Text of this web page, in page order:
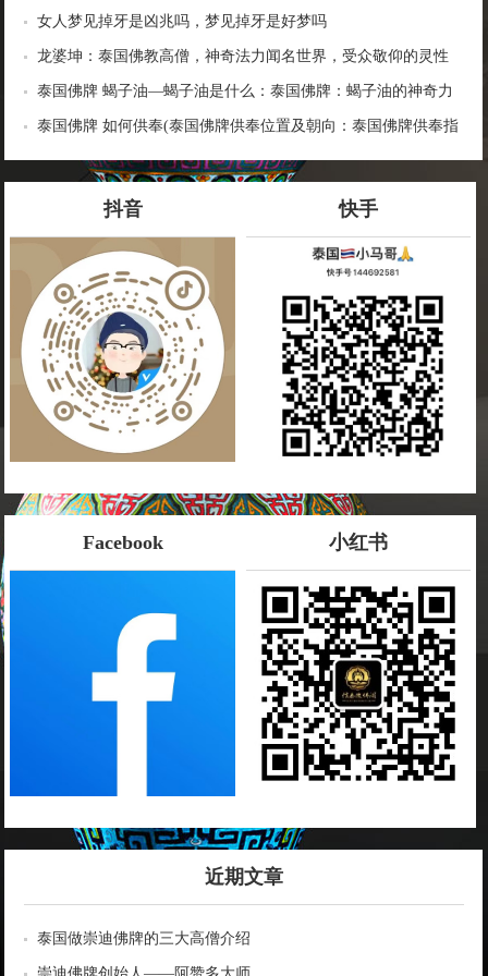
女人梦见掉牙是凶兆吗，梦见掉牙是好梦吗
龙婆坤：泰国佛教高僧，神奇法力闻名世界，受众敬仰的灵性
导师
泰国佛牌 蝎子油—蝎子油是什么：泰国佛牌：蝎子油的神奇力
量
泰国佛牌 如何供奉(泰国佛牌供奉位置及朝向：泰国佛牌供奉指
南)
抖音 快手
Facebook 小红书
近期文章
泰国做崇迪佛牌的三大高僧介绍